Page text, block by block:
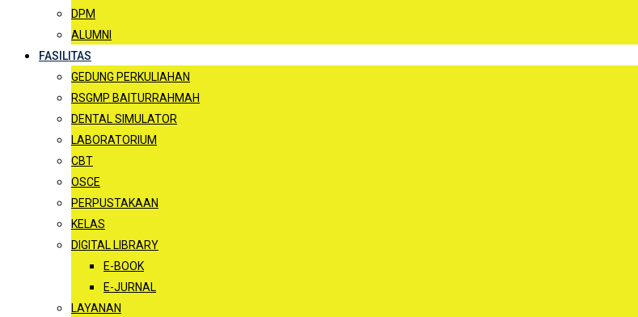
DPM
ALUMNI
FASILITAS
GEDUNG PERKULIAHAN
RSGMP BAITURRAHMAH
DENTAL SIMULATOR
LABORATORIUM
CBT
OSCE
PERPUSTAKAAN
KELAS
DIGITAL LIBRARY
E-BOOK
E-JURNAL
LAYANAN